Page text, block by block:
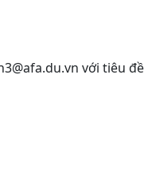
với tiêu